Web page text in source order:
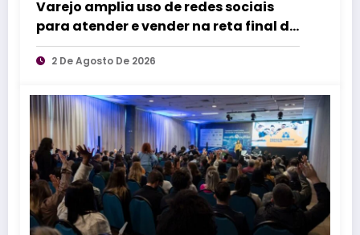
Varejo amplia uso de redes sociais
para atender e vender na reta final do
Dia dos Pais
2 De Agosto De 2026